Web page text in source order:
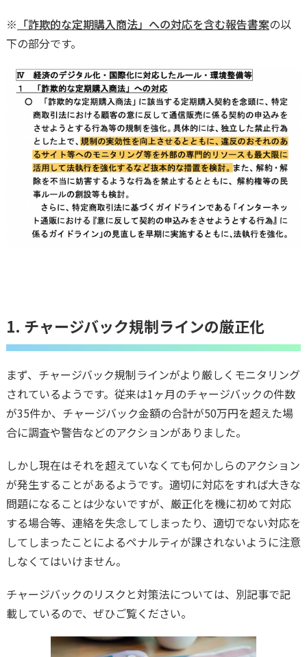
※ 「詐欺的な定期購入商法」への対応を含む報告書案の以
下の部分です。
1. チャージバック規制ラインの厳正化
まず、チャージバック規制ラインがより厳しくモニタリング
されているようです。従来は1ヶ月のチャージバックの件数
が35件か、チャージバック金額の合計が50万円を超えた場
合に調査や警告などのアクションがありました。
しかし現在はそれを超えていなくても何かしらのアクション
が発生することがあるようです。適切に対応をすれば大きな
問題になることは少ないですが、厳正化を機に初めて対応
する場合等、連絡を失念してしまったり、適切でない対応を
してしまったことによるペナルティが課されないように注意
しなくてはいけません。
チャージバックのリスクと対策法については、別記事で記
載しているので、ぜひご覧ください。